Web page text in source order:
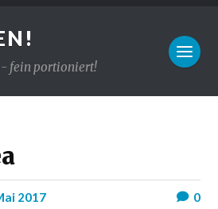
- fein portioniert!
2017 0